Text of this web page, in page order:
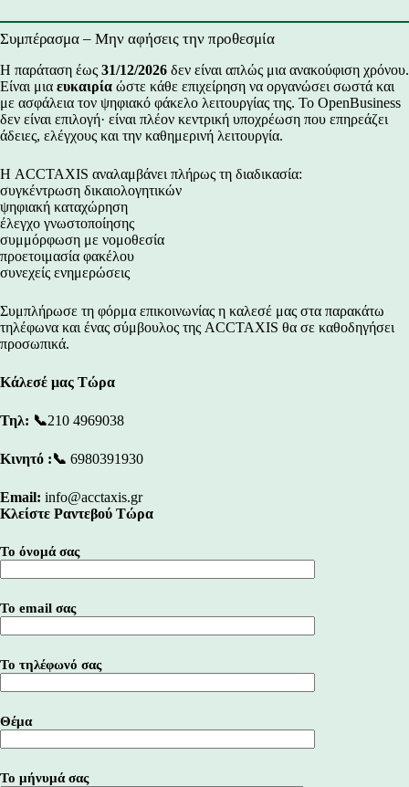
Συμπέρασμα – Μην αφήσεις την προθεσμία
Η παράταση έως 31/12/2026 δεν είναι απλώς μια ανακούφιση χρόνου.
Είναι μια ευκαιρία ώστε κάθε επιχείρηση να οργανώσει σωστά και
με ασφάλεια τον ψηφιακό φάκελο λειτουργίας της. Το OpenBusiness
δεν είναι επιλογή· είναι πλέον κεντρική υποχρέωση που επηρεάζει
άδειες, ελέγχους και την καθημερινή λειτουργία.
Η ACCTAXIS αναλαμβάνει πλήρως τη διαδικασία:
συγκέντρωση δικαιολογητικών
ψηφιακή καταχώρηση
έλεγχο γνωστοποίησης
συμμόρφωση με νομοθεσία
προετοιμασία φακέλου
συνεχείς ενημερώσεις
Συμπλήρωσε τη φόρμα επικοινωνίας η καλεσέ μας στα παρακάτω
τηλέφωνα και ένας σύμβουλος της ACCTAXIS θα σε καθοδηγήσει
προσωπικά.
Κάλεσέ μας Τώρα
Τηλ: 📞210 4969038
Κινητό :📞 6980391930
Email: info@acctaxis.gr
Κλείστε Ραντεβού Τώρα
Το όνομά σας
Το email σας
Το τηλέφωνό σας
Θέμα
Το μήνυμά σας